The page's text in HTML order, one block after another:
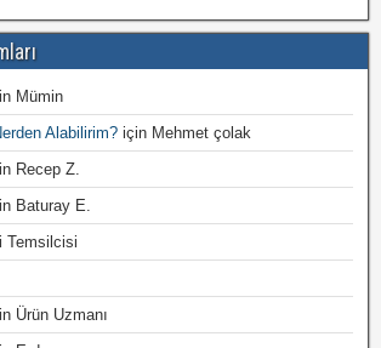
Mümin
Alabilirim? için Mehmet çolak
Recep Z.
Baturay E.
Temsilcisi
Ürün Uzmanı